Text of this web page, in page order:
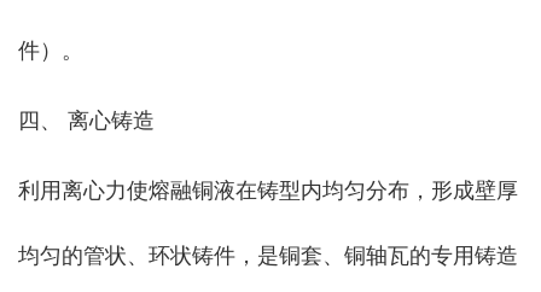
件）。
四、 离心铸造
利用离心力使熔融铜液在铸型内均匀分布，形成壁厚
均匀的管状、环状铸件，是铜套、铜轴瓦的专用铸造